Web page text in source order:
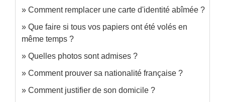
Comment remplacer une carte d'identité abîmée ?
Que faire si tous vos papiers ont été volés en
même temps ?
Quelles photos sont admises ?
Comment prouver sa nationalité française ?
Comment justifier de son domicile ?